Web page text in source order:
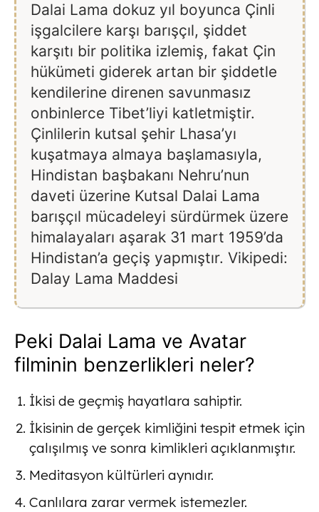
Dalai Lama dokuz yıl boyunca Çinli
işgalcilere karşı barışçıl, şiddet
karşıtı bir politika izlemiş, fakat Çin
hükümeti giderek artan bir şiddetle
kendilerine direnen savunmasız
onbinlerce Tibet’liyi katletmiştir.
Çinlilerin kutsal şehir Lhasa’yı
kuşatmaya almaya başlamasıyla,
Hindistan başbakanı Nehru’nun
daveti üzerine Kutsal Dalai Lama
barışçıl mücadeleyi sürdürmek üzere
himalayaları aşarak 31 mart 1959’da
Hindistan’a geçiş yapmıştır. Vikipedi:
Dalay Lama Maddesi
Peki Dalai Lama ve Avatar
filminin benzerlikleri neler?
İkisi de geçmiş hayatlara sahiptir.
İkisinin de gerçek kimliğini tespit etmek için
çalışılmış ve sonra kimlikleri açıklanmıştır.
Meditasyon kültürleri aynıdır.
Canlılara zarar vermek istemezler.